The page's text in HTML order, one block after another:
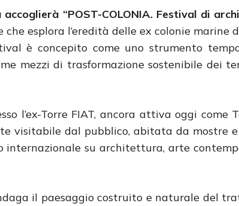
“POST-COLONIA. Festival di
esplora l’eredità delle ex colonie marine
è concepito come uno strumento
mezzi di trasformazione sostenibile dei
l’ex-Torre FIAT, ancora attiva oggi come
visitabile dal pubblico, abitata da mostre
internazionale su architettura, arte
il paesaggio costruito e naturale del